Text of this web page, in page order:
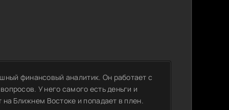
финансовый аналитик. Он работает с
У него самого есть деньги и
Ближнем Востоке и попадает в плен.